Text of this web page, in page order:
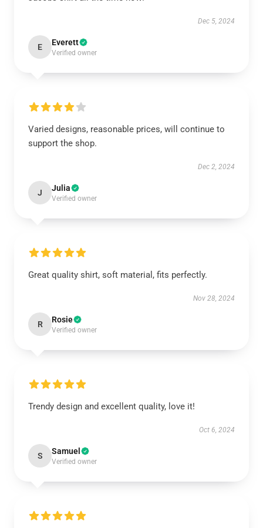
Dec 5, 2024
E Everett
Verified owner
Varied designs, reasonable prices, will continue to
support the shop.
Dec 2, 2024
J Julia
Verified owner
Great quality shirt, soft material, fits perfectly.
Nov 28, 2024
R Rosie
Verified owner
Trendy design and excellent quality, love it!
Oct 6, 2024
S Samuel
Verified owner